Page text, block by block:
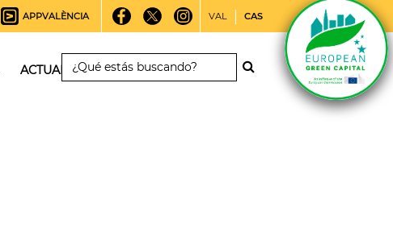
APPVALÈNCIA VAL CAS
ACTUALIDAD